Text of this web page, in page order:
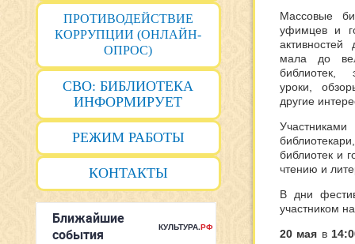
ПРОТИВОДЕЙСТВИЕ
КОРРУПЦИИ (ОНЛАЙН-
ОПРОС)
СВО: БИБЛИОТЕКА
ИНФОРМИРУЕТ
РЕЖИМ РАБОТЫ
КОНТАКТЫ
Массовые
уфимцев и
мала до
библиотек,
уроки,
другие
библиотек и
чтению и
В дни
участником
20 мая в